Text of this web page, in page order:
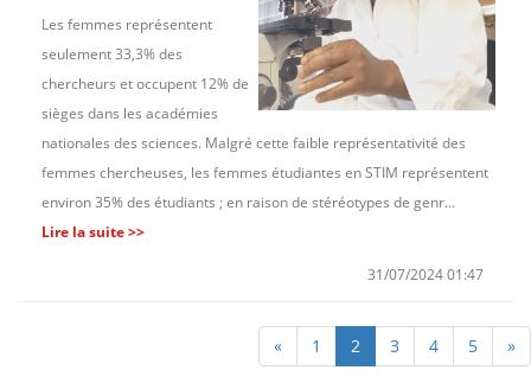
Les femmes représentent
seulement 33,3% des
chercheurs et occupent 12% de
sièges dans les académies
nationales des sciences. Malgré cette faible représentativité des
femmes chercheuses, les femmes étudiantes en STIM représentent
environ 35% des étudiants ; en raison de stéréotypes de genr...
Lire la suite >>
31/07/2024 01:47
« 1 2 3 4 5 »